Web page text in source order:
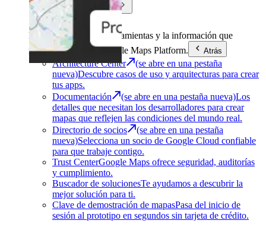
Asistencia
DesarrolloObtén las herramientas y la información que
necesitas para usar Google Maps Platform.
Atrás
Architecture Center
(se abre en una pestaña
nueva)Descubre casos de uso y arquitecturas para crear
tus apps.
Documentación
(se abre en una pestaña nueva)Los
detalles que necesitan los desarrolladores para crear
mapas que reflejen las condiciones del mundo real.
Directorio de socios
(se abre en una pestaña
nueva)Selecciona un socio de Google Cloud confiable
para que trabaje contigo.
Trust CenterGoogle Maps ofrece seguridad, auditorías
y cumplimiento.
Buscador de solucionesTe ayudamos a descubrir la
mejor solución para ti.
Clave de demostración de mapasPasa del inicio de
sesión al prototipo en segundos sin tarjeta de crédito.